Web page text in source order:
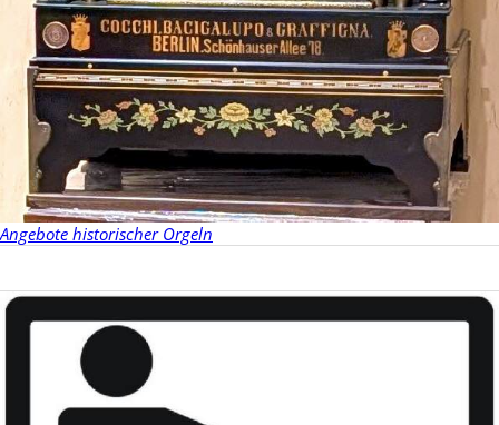
Angebote historischer Orgeln